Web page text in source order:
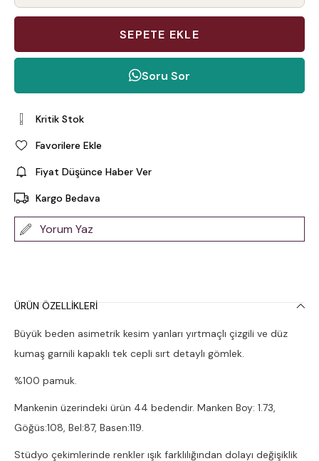
Soru Sor
Kritik Stok
Favorilere Ekle
Fiyat Düşünce Haber Ver
Kargo Bedava
Yorum Yaz
ÜRÜN ÖZELLIKLERI
Büyük beden asimetrik kesim yanları yırtmaçlı çizgili ve düz
kumaş garnili kapaklı tek cepli sırt detaylı gömlek.
%100 pamuk.
Mankenin üzerindeki ürün 44 bedendir. Manken Boy: 1.73,
Göğüs:108, Bel:87, Basen:119.
Stüdyo çekimlerinde renkler ışık farklılığından dolayı değişiklik